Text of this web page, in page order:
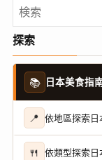
探索
📚 日本美食指
📍 依地區探索日
🍴 依類型探索日